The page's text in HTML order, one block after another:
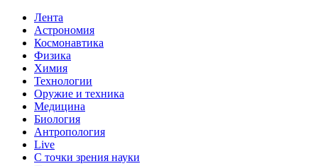
Лента
Астрономия
Космонавтика
Физика
Химия
Технологии
Оружие и техника
Медицина
Биология
Антропология
Live
С точки зрения науки